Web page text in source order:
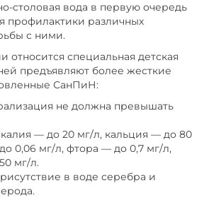
столовая вода в первую очередь
профилактики различных
с ними.
относится специальная детская
предъявляют более жесткие
СанПиН:
не должна превышать
— до 20 мг/л, кальция — до 80
0,06 мг/л, фтора — до 0,7 мг/л,
мг/л.
в воде серебра и